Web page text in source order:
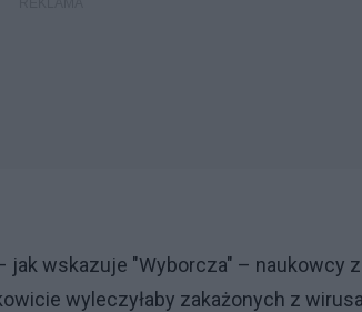
wskazuje "Wyborcza" – naukowcy z
wyleczyłaby zakażonych z